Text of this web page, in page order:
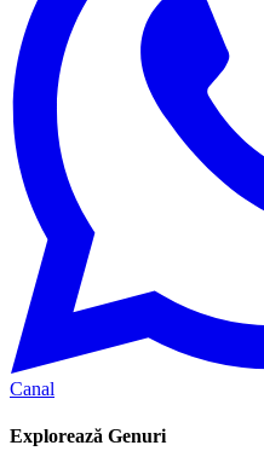
Canal
Explorează Genuri